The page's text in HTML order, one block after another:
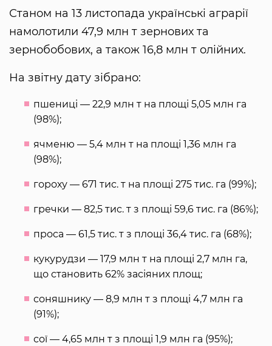
Станом на 13 листопада українські аграрії
намолотили 47,9 млн т зернових та
зернобобових, а також 16,8 млн т олійних.
На звітну дату зібрано:
пшениці — 22,9 млн т на площі 5,05 млн га
(98%);
ячменю — 5,4 млн т на площі 1,36 млн га
(98%);
гороху — 671 тис. т на площі 275 тис. га (99%);
гречки — 82,5 тис. т з площі 59,6 тис. га (86%);
проса — 61,5 тис. т з площі 36,4 тис. га (68%);
кукурудзи — 17,9 млн т на площі 2,7 млн га,
що становить 62% засіяних площ;
соняшнику — 8,9 млн т з площі 4,7 млн га
(91%);
сої — 4,65 млн т з площі 1,9 млн га (95%);